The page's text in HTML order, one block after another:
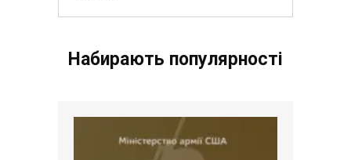
Набирають популярності